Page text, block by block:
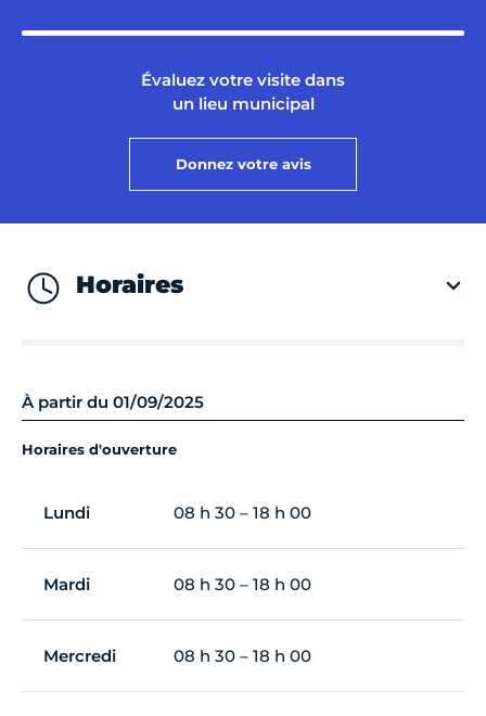
Évaluez votre visite dans
un lieu municipal
Donnez votre avis
Horaires
À partir du 01/09/2025
Horaires d'ouverture
Lundi 08 h 30 – 18 h 00
Mardi 08 h 30 – 18 h 00
Mercredi 08 h 30 – 18 h 00